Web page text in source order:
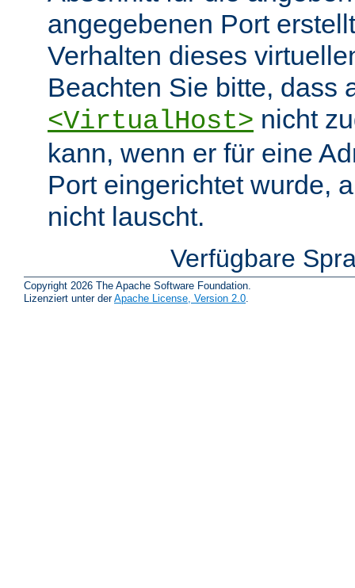
angegebenen Port
Verhalten dieses
Beachten Sie bitte, dass
<VirtualHost> nicht
kann, wenn er für eine
Port eingerichtet wurde,
nicht lauscht.
Verfügbare
Copyright 2026 The Apache Software Foundation.
Lizenziert unter derApache License, Version 2.0